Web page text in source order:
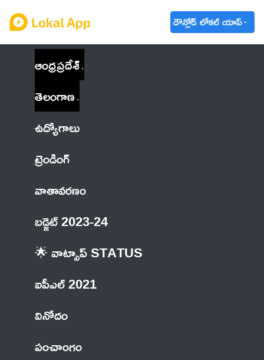
డౌన్లోడ్ లోకల్ యాప్
ఆంధ్రప్రదేశ్
తెలంగాణ
ఉద్యోగాలు
ట్రెండింగ్
వాతావరణం
బడ్జెట్ 2023-24
🌟 వాట్సాప్ STATUS
ఐపీఎల్ 2021
వినోదం
పంచాంగం